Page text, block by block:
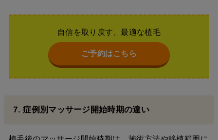
自信を取り戻す、最適な植毛
ご予約はこちら
7. 症例別マッサージ開始時期の違い